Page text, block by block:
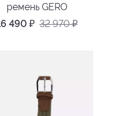
ремень GERO
490 ₽ 32 970₽